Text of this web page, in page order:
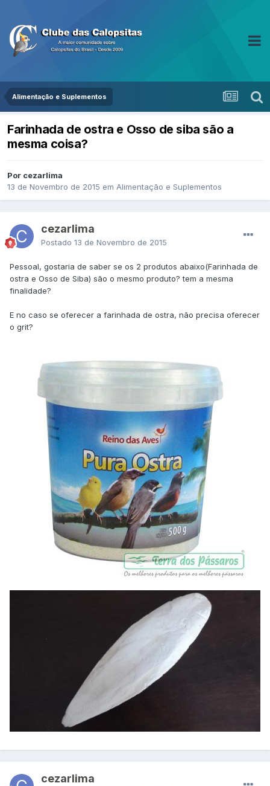
Alimentação e Suplementos
Farinhada de ostra e Osso de siba são a
mesma coisa?
Por cezarlima
13 de Novembro de 2015 em Alimentação e Suplementos
cezarlima
Postado 13 de Novembro de 2015
Pessoal, gostaria de saber se os 2 produtos abaixo(Farinhada de
ostra e Osso de Siba) são o mesmo produto? tem a mesma
finalidade?
E no caso se oferecer a farinhada de ostra, não precisa oferecer
o grit?
cezarlima